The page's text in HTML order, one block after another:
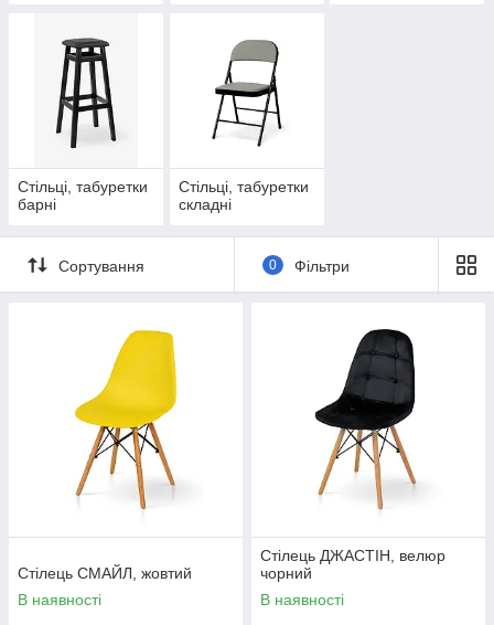
Стільці, табуретки
барні
Стільці, табуретки
складні
Сортування 0 Фільтри
Стілець СМАЙЛ, жовтий
В наявності
Стілець ДЖАСТІН, велюр
чорний
В наявності